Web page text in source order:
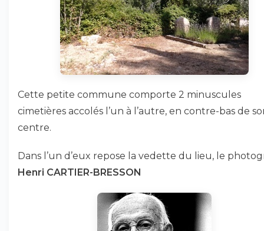
Cette petite commune comporte 2 minuscules
cimetières accolés l’un à l’autre, en contre-bas de
centre.
Dans l’un d’eux repose la vedette du lieu, le
Henri CARTIER-BRESSON